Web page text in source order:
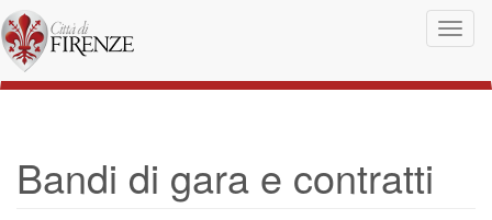
Salta al contenuto principale
Bandi di gara e contratti